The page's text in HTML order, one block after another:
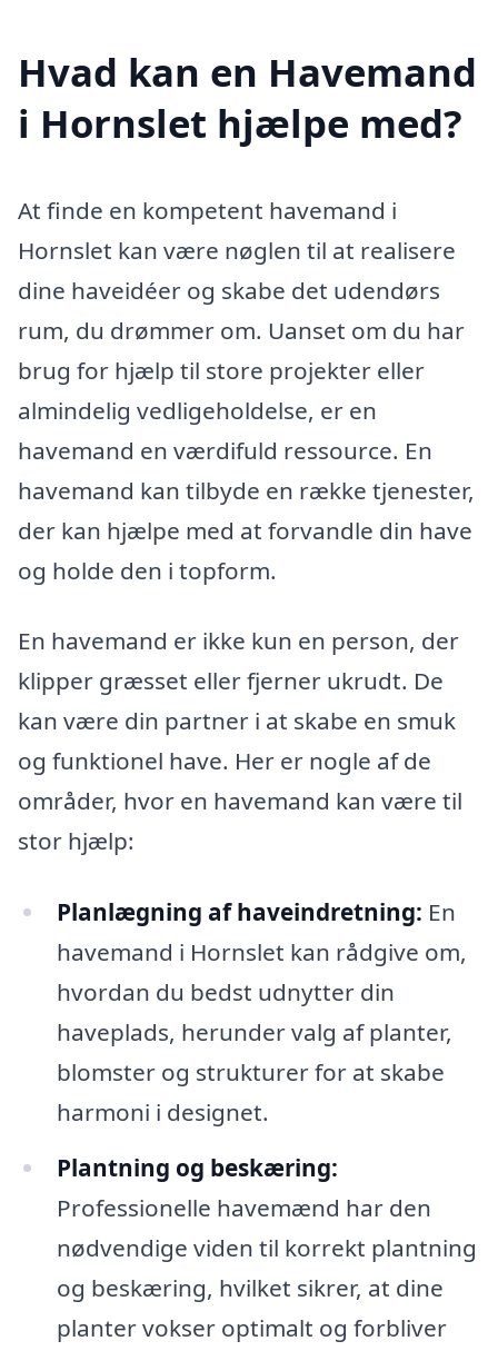
Hvad kan en Havemand
i Hornslet hjælpe med?
At finde en kompetent havemand i
Hornslet kan være nøglen til at realisere
dine haveidéer og skabe det udendørs
rum, du drømmer om. Uanset om du har
brug for hjælp til store projekter eller
almindelig vedligeholdelse, er en
havemand en værdifuld ressource. En
havemand kan tilbyde en række tjenester,
der kan hjælpe med at forvandle din have
og holde den i topform.
En havemand er ikke kun en person, der
klipper græsset eller fjerner ukrudt. De
kan være din partner i at skabe en smuk
og funktionel have. Her er nogle af de
områder, hvor en havemand kan være til
stor hjælp:
Planlægning af haveindretning: En
havemand i Hornslet kan rådgive om,
hvordan du bedst udnytter din
haveplads, herunder valg af planter,
blomster og strukturer for at skabe
harmoni i designet.
Plantning og beskæring:
Professionelle havemænd har den
nødvendige viden til korrekt plantning
og beskæring, hvilket sikrer, at dine
planter vokser optimalt og forbliver